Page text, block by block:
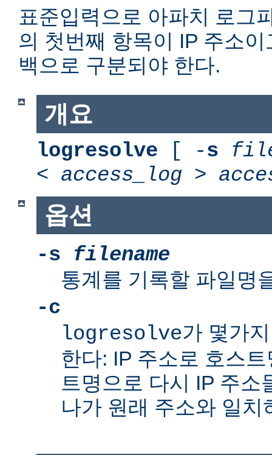
표준입력으로 아파치 로그
의 첫번째 항목이 IP 주소
백으로 구분되야 한다.
개요
logresolve [ -s
< access_log >
옵션
-s filename
통계를 기록할 파일명
-c
logresolve가 몇가
한다: IP 주소로 호스
트명으로 다시 IP 주소
나가 원래 주소와 일치